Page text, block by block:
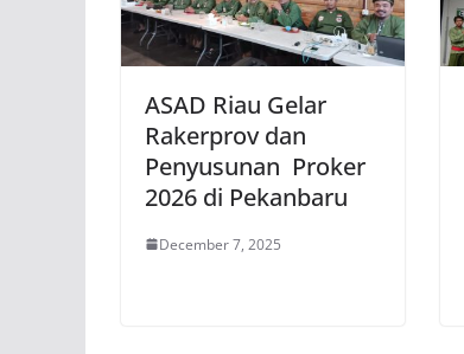
ASAD Riau Gelar
Rakerprov dan
Penyusunan Proker
2026 di Pekanbaru
December 7, 2025